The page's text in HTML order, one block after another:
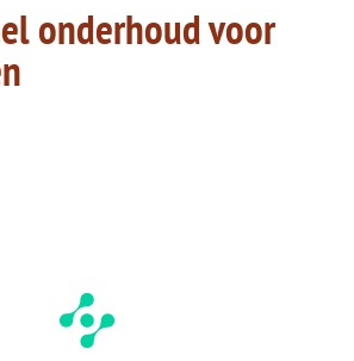
onderhoud voor